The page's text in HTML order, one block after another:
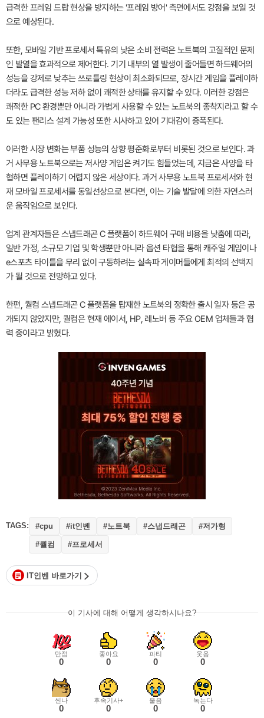
급격한 프레임 드랍 현상을 방지하는 '프레임 방어' 측면에서도 강점을 보일 것
으로 예상된다.
또한, 모바일 기반 프로세서 특유의 낮은 소비 전력은 노트북의 고질적인 문제
인 발열을 효과적으로 제어한다. 기기 내부의 열 발생이 줄어들면 하드웨어의
성능을 강제로 낮추는 쓰로틀링 현상이 최소화되므로, 장시간 게임을 플레이하
더라도 급격한 성능 저하 없이 쾌적한 상태를 유지할 수 있다. 이러한 강점은
쾌적한 PC 환경뿐만 아니라 가볍게 사용할 수 있는 노트북의 종착지라고 할 수
도 있는 팬리스 설계 가능성 또한 시사하고 있어 기대감이 증폭된다.
이러한 시장 변화는 부품 성능의 상향 평준화로부터 비롯된 것으로 보인다. 과
거 사무용 노트북으로는 저사양 게임은 켜기도 힘들었는데, 지금은 사양을 타
협하면 플레이하기 어렵지 않은 세상이다. 과거 사무용 노트북 프로세서와 현
재 모바일 프로세서를 동일선상으로 본다면, 이는 기술 발달에 의한 자연스러
운 움직임으로 보인다.
업계 관계자들은 스냅드래곤 C 플랫폼이 하드웨어 구매 비용을 낮춤에 따라,
일반 가정, 소규모 기업 및 학생뿐만 아니라 옵션 타협을 통해 캐주얼 게임이나
e스포츠 타이틀을 무리 없이 구동하려는 실속파 게이머들에게 최적의 선택지
가 될 것으로 전망하고 있다.
한편, 퀄컴 스냅드래곤 C 플랫폼을 탑재한 노트북의 정확한 출시 일자 등은 공
개되지 않았지만, 퀄컴은 현재 에이서, HP, 레노버 등 주요 OEM 업체들과 협
력 중이라고 밝혔다.
TAGS: #cpu #it인벤 #노트북 #스냅드래곤 #저가형
#퀄컴 #프로세서
IT인벤 바로가기
이 기사에 대해 어떻게 생각하시나요?
만점
0
좋아요
0
파티
0
웃음
0
씬나
0
후속기사+
0
울음
0
녹는다
0